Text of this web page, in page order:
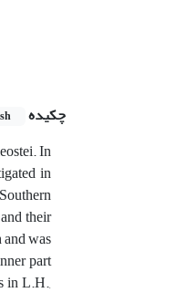
چکیده
In
in
their
was
part
in L.H.,